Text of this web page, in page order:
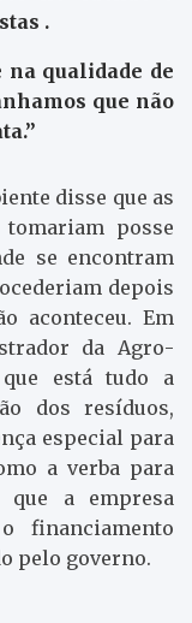
.
qualidade de
que não
disse que as
posse
se encontram
depois
aconteceu. Em
da Agro-
está tudo a
dos resíduos,
especial para
a verba para
a empresa
financiamento
pelo governo.